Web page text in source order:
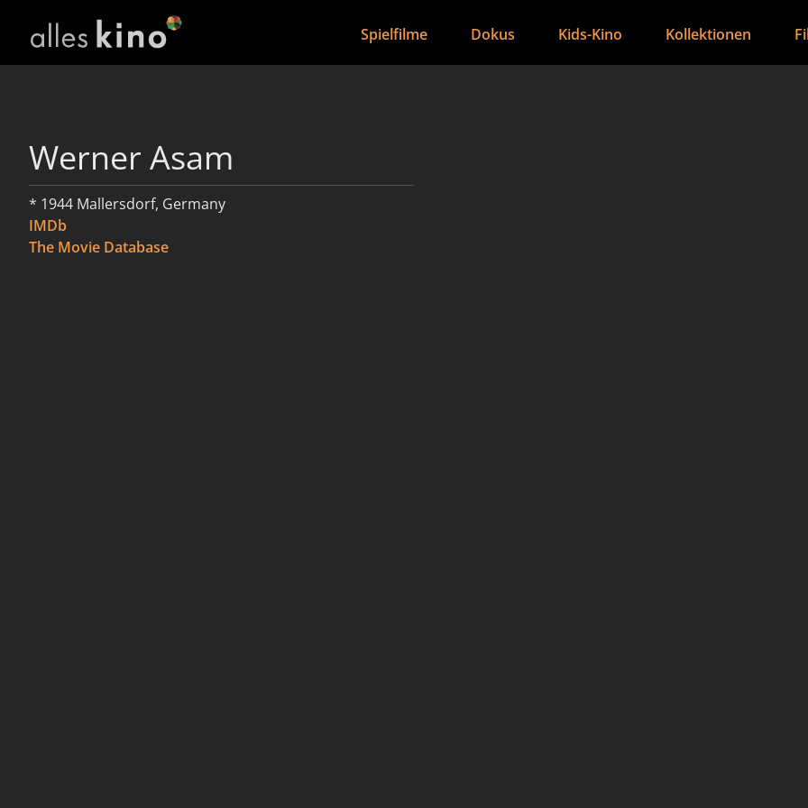
Spielfilme Dokus Kids-Kino Kollektionen
Werner Asam
* 1944 Mallersdorf, Germany
IMDb
The Movie Database